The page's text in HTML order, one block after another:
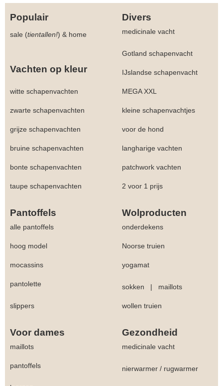
Populair Divers
sale (tientallen!) & home medicinale vacht
Gotland schapenvacht
Vachten op kleur IJslandse schapenvacht
witte schapenvachten MEGA XXL
zwarte schapenvachten kleine schapenvachtjes
grijze schapenvachten voor de hond
bruine schapenvachten langharige vachten
bonte schapenvachten patchwork vachten
taupe schapenvachten 2 voor 1 prijs
Pantoffels Wolproducten
alle pantoffels onderdekens
hoog model Noorse truien
mocassins yogamat
pantolette sokken | maillots
slippers wollen truien
Voor dames Gezondheid
maillots medicinale vacht
pantoffels nierwarmer / rugwarmer